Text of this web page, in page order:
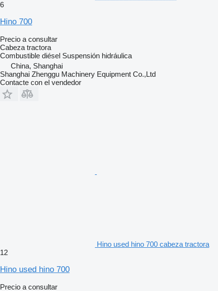
6
Hino 700
Precio a consultar
Cabeza tractora
Combustible diésel Suspensión hidráulica
China, Shanghai
Shanghai Zhenggu Machinery Equipment Co.,Ltd
Contacte con el vendedor
Hino used hino 700 cabeza tractora
12
Hino used hino 700
Precio a consultar